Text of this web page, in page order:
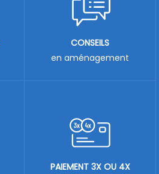
CONSEILS
en aménagement
PAIEMENT 3X OU 4X